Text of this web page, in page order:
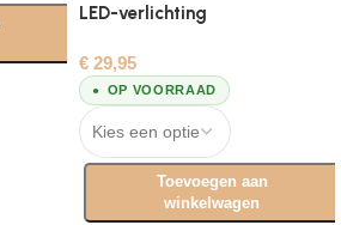
LED-verlichting
€ 29,95
OP VOORRAAD
Toevoegen aan
winkelwagen